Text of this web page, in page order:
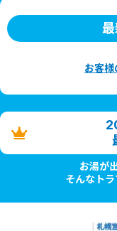
お客様
お湯が
そんなトラ